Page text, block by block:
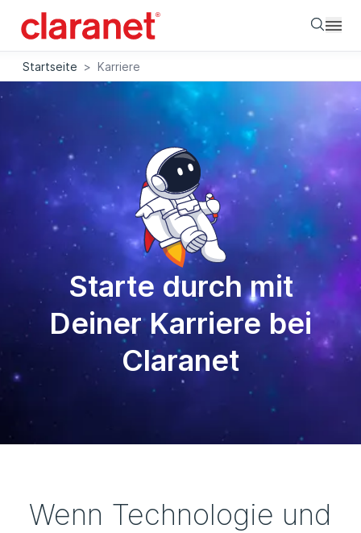
Startseite > Karriere
Starte durch mit
Deiner Karriere bei
Claranet
Wenn Technologie und